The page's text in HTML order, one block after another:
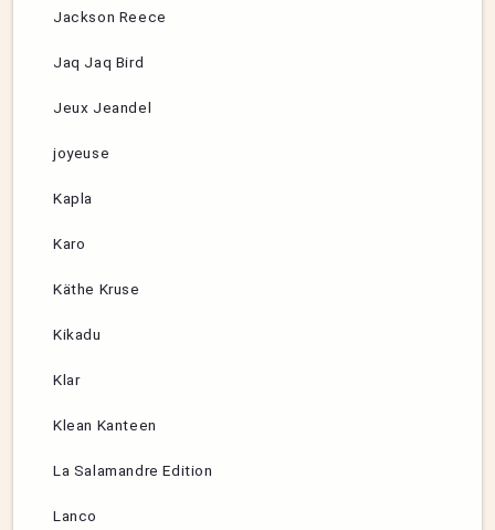
Jackson Reece
Jaq Jaq Bird
Jeux Jeandel
joyeuse
Kapla
Karo
Käthe Kruse
Kikadu
Klar
Klean Kanteen
La Salamandre Edition
Lanco